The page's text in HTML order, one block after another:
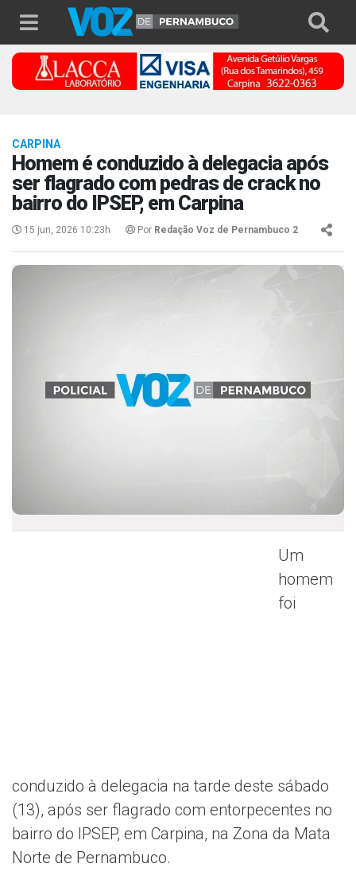
CARPINA
Homem é conduzido à delegacia após
ser flagrado com pedras de crack no
bairro do IPSEP, em Carpina
15 jun, 2026 10:23h Por Redação Voz de Pernambuco 2
Um
homem
foi
conduzido à delegacia na tarde deste sábado
(13), após ser flagrado com entorpecentes no
bairro do IPSEP, em Carpina, na Zona da Mata
Norte de Pernambuco.